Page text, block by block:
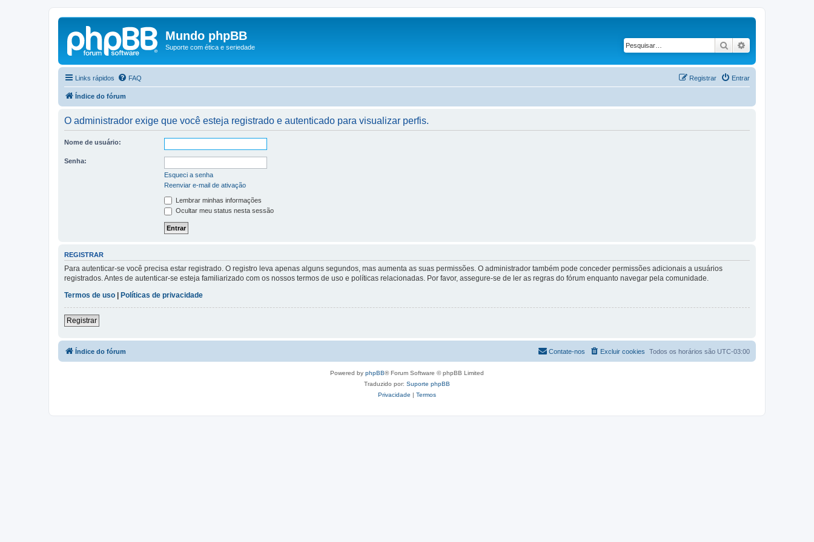
Mundo phpBB
Suporte com ética e seriedade Pesquisar
Links rápidos FAQ Entrar
Registrar
Índice do fórum
O administrador exige que você esteja registrado e autenticado para visualizar perfis.
Nome de usuário:
Senha:
Esqueci a senha
Reenviar e-mail de ativação
Lembrar minhas informações
Ocultar meu status nesta sessão
REGISTRAR
Para autenticar-se você precisa estar registrado. O registro leva apenas alguns segundos, mas aumenta as suas permissões. O administrador também pode conceder permissões adicionais a usuários
registrados. Antes de autenticar-se esteja familiarizado com os nossos termos de uso e políticas relacionadas. Por favor, assegure-se de ler as regras do fórum enquanto navegar pela comunidade.
Termos de uso
Políticas de privacidade
Registrar
Índice do fórum Todos os horários são UTC-03:00
Excluir cookies
Contate-nos
Powered by phpBB® Forum Software © phpBB Limited
Traduzido por: Suporte phpBB
Privacidade | Termos